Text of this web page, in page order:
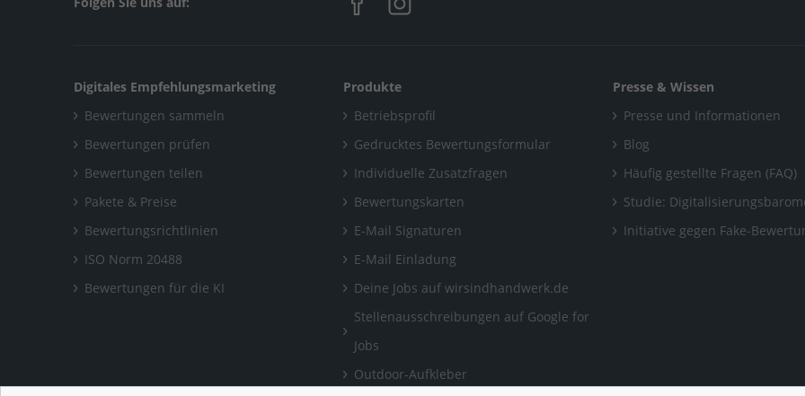
Digitales Empfehlungsmarketing
Bewertungen sammeln
Bewertungen prüfen
Bewertungen teilen
Pakete & Preise
Bewertungsrichtlinien
ISO Norm 20488
Bewertungen für die KI
Produkte
Betriebsprofil
Gedrucktes Bewertungsformular
Individuelle Zusatzfragen
Bewertungskarten
E-Mail Signaturen
E-Mail Einladung
Deine Jobs auf wirsindhandwerk.de
Stellenausschreibungen auf Google for
Jobs
Outdoor-Aufkleber
Presse & Wissen
Presse und Informationen
Blog
Häufig gestellte Fragen (FAQ)
Studie:
Initiative gegen Fake-